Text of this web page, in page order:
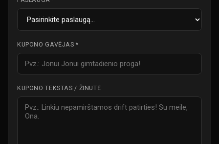
KUPONO GAVĖJAS *
KUPONO TEKSTAS / ŽINUTĖ